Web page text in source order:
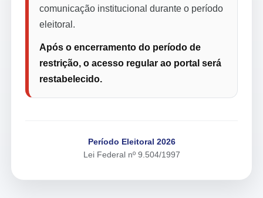
comunicação institucional durante o período
eleitoral.
Após o encerramento do período de
restrição, o acesso regular ao portal será
restabelecido.
Período Eleitoral 2026
Lei Federal nº 9.504/1997